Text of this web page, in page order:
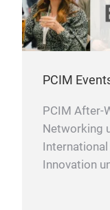
PCIM
PCIM After-
Networking
Innovation